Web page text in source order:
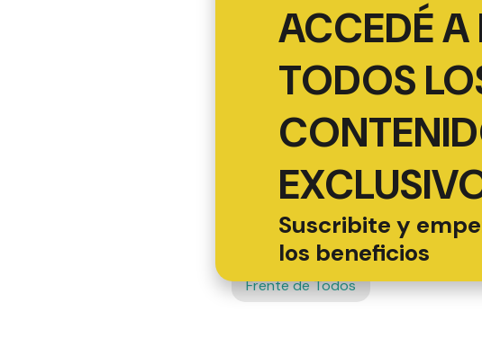
ACCEDÉ A
TODOS
Suscribite y
los beneficios
Frente de Todos